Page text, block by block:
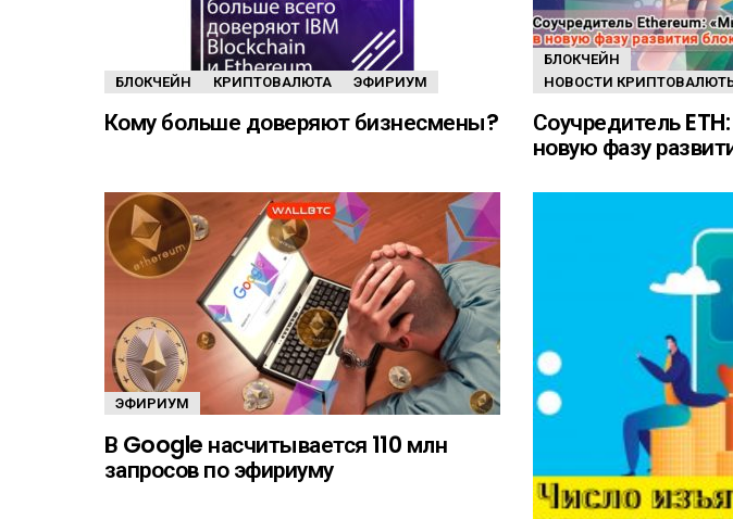
БЛОКЧЕЙН КРИПТОВАЛЮТА ЭФИРИУМ
Кому больше доверяют бизнесмены?
БЛОКЧЕЙН
НОВОСТИ КРИПТОВАЛЮТЫ
Соучредитель
новую фазу
ЭФИРИУМ
В Google насчитывается 110 млн
запросов по эфириуму